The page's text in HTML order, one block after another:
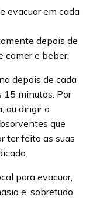
evacuar em cada
depois de
comer e beber.
depois de cada
15 minutos. Por
ou dirigir o
que
ter feito as suas
para evacuar,
e, sobretudo,